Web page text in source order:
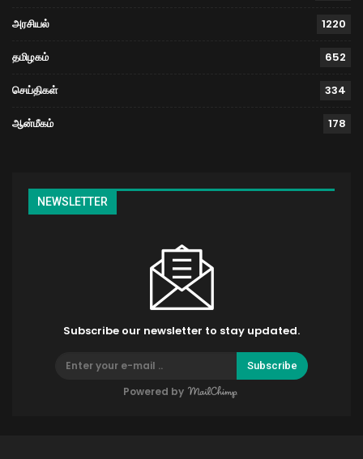
அரசியல் 1220
தமிழகம் 652
செய்திகள் 334
ஆன்மீகம் 178
NEWSLETTER
Subscribe our newsletter to stay updated.
Subscribe
Powered by